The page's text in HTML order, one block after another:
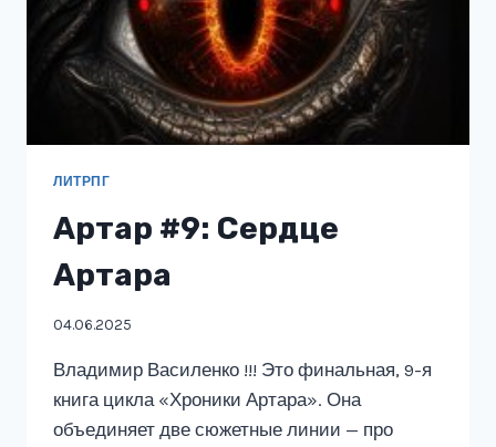
ЛИТРПГ
Артар #9: Сердце
Артара
04.06.2025
Владимир Василенко !!! Это финальная, 9-я
книга цикла «Хроники Артара». Она
объединяет две сюжетные линии — про